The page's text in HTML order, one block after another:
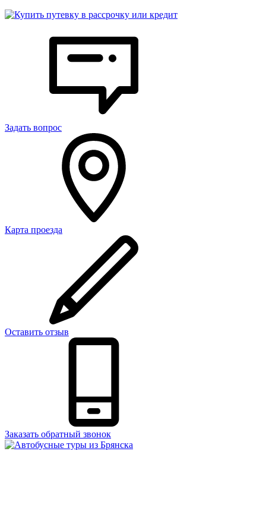
Задать вопрос
Карта проезда
Оставить отзыв
Заказать обратный звонок